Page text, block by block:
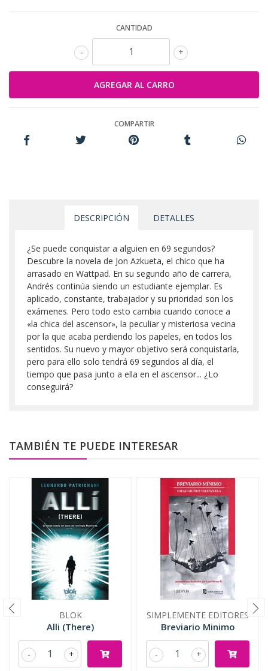
CANTIDAD
+
-
COMPARTIR
DESCRIPCIÓN DETALLES
¿Se puede conquistar a alguien en 69 segundos?
Descubre la novela de Jon Azkueta, el chico que ha
arrasado en Wattpad. En su segundo año de carrera,
Andrés continúa siendo un estudiante ejemplar. Es
aplicado, constante, trabajador y su prioridad son los
exámenes. Pero todo esto cambia cuando conoce a
«la chica del ascensor», la peculiar y misteriosa vecina
por la que acaba perdiendo los papeles, en todos los
sentidos. Su nuevo y mayor objetivo será conquistarla,
pero para ello solo tendrá 69 segundos al día, el
tiempo que pasa junto a ella en el ascensor... ¿Lo
conseguirá?
TAMBIÉN TE PUEDE INTERESAR
BLOK
Alli (There)
+
-
SIMPLEMENTE EDITORES
Breviario Minimo
+
-